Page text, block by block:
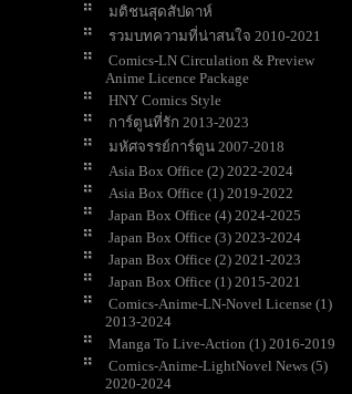
มติชนสุดสัปดาห์
รวมบทความที่น่าสนใจ 2010-2021
Comics-LN Circulation & Preview
Anime Licence Package
HNY Comics Style
การ์ตูนที่รัก 2013-2023
มหัศจรรย์การ์ตูน 2007-2018
Asia Box Office (2) 2022-2024
Asia Box Office (1) 2019-2022
Japan Box Office (4) 2024-2025
Japan Box Office (3) 2023-2024
Japan Box Office (2) 2021-2023
Japan Box Office (1) 2015-2021
Comics-Anime-LN-Novel License (1)
2013-2024
Manga To Live-Action (1) 2016-2019
Comics-Anime-LightNovel News (5)
2020-2024